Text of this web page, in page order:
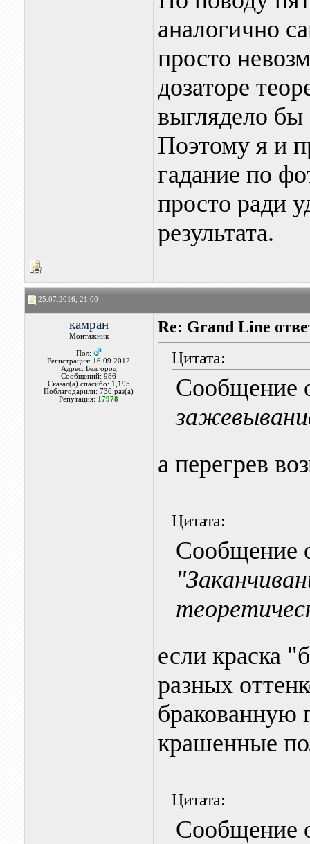
аналогично
просто
дозаторе
выглядело бы
Поэтому я и
гадание по
просто ради
результата.
25.07.2016, 21:00
камран
Монтажник
Пол:
Регистрация: 16.09.2012
Адрес: Белгород
Сообщений: 986
Сказал(а) спасибо: 1,195
Поблагодарили: 730 раз(а)
Репутация: 17978
Re: Grand Line
Цитата:
Сообщение
а перегрев
Цитата:
Сообщение
если краска
разных
бракованную
крашенные
Цитата:
Сообщение